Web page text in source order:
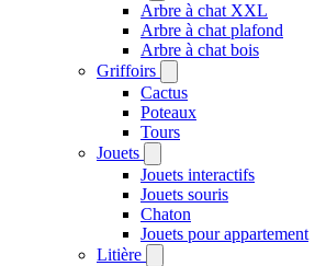
Arbre à chat XXL
Arbre à chat plafond
Arbre à chat bois
Griffoirs
Cactus
Poteaux
Tours
Jouets
Jouets interactifs
Jouets souris
Chaton
Jouets pour appartement
Litière